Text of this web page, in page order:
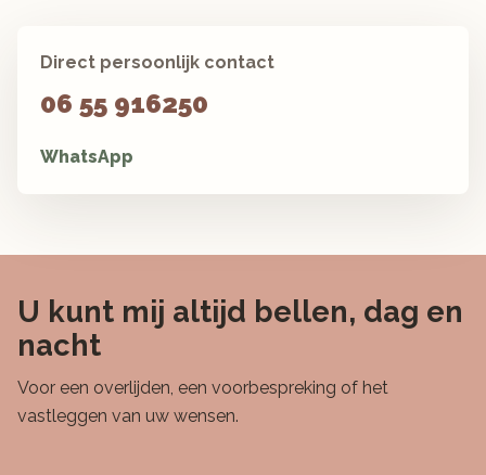
Direct persoonlijk contact
06 55 916250
WhatsApp
U kunt mij altijd bellen, dag en
nacht
Voor een overlijden, een voorbespreking of het
vastleggen van uw wensen.